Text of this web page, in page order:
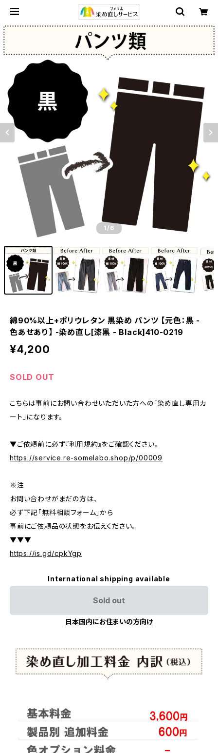
1 /6
綿90%以上+ポリウレタン 黒染め パンツ 【元色：黒 -
色あせあり】 -染め直し[漆黒 - Black]410-0219
¥4,200
SOLD OUT
こちらは事前にお問い合わせいただいた方への「染め直し専用カ
ート」になります。
▼ご依頼前に必ず『利用規約』をご確認ください。
https://service.re-somelabo.shop/p/00009
※注
お問い合わせがまだの方は、
必ず下記「無料相談フォーム」から
事前にご依頼品の状態をお伝えください。
▼▼▼
https://is.gd/cpkYgp
International shipping available
Sold out
日本国内にお住まいの方向け